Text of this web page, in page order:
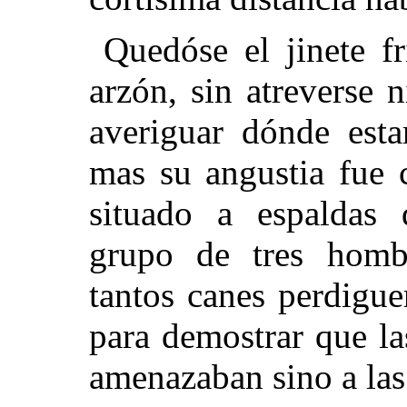
Quedóse el jinete
arzón, sin atreverse
averiguar dónde
mas su angustia fue
situado a espaldas
grupo de tres
tantos canes
para demostrar que
amenazaban sino a